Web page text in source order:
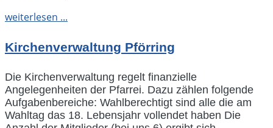
weiterlesen ...
Kirchenverwaltung Pförring
Die Kirchenverwaltung regelt finanzielle
Angelegenheiten der Pfarrei. Dazu zählen folgende
Aufgabenbereiche: Wahlberechtigt sind alle die am
Wahltag das 18. Lebensjahr vollendet haben Die